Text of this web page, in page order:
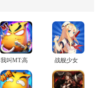
我叫MT:高
清版
战舰少女